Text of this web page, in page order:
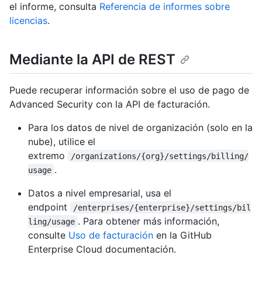
el informe, consulta Referencia de informes sobre
licencias.
Mediante la API de REST
Puede recuperar información sobre el uso de pago de
Advanced Security con la API de facturación.
Para los datos de nivel de organización (solo en la
nube), utilice el
extremo
/organizations/{org}/settings/billing/
usage .
Datos a nivel empresarial, usa el
endpoint
/enterprises/{enterprise}/settings/bil
ling/usage . Para obtener más información,
consulte Uso de facturación en la GitHub
Enterprise Cloud documentación.